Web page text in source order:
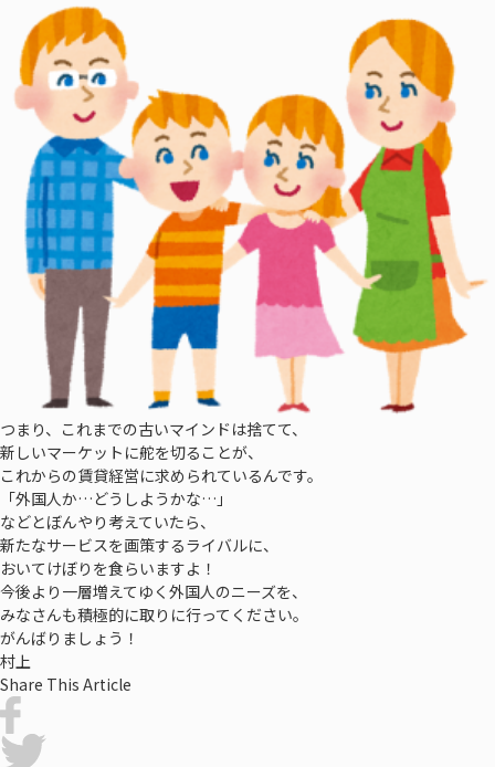
つまり、これまでの古いマインドは捨てて、
新しいマーケットに舵を切ることが、
これからの賃貸経営に求められているんです。
「外国人か…どうしようかな…」
などとぼんやり考えていたら、
新たなサービスを画策するライバルに、
おいてけぼりを食らいますよ！
今後より一層増えてゆく外国人のニーズを、
みなさんも積極的に取りに行ってください。
がんばりましょう！
村上
Share This Article